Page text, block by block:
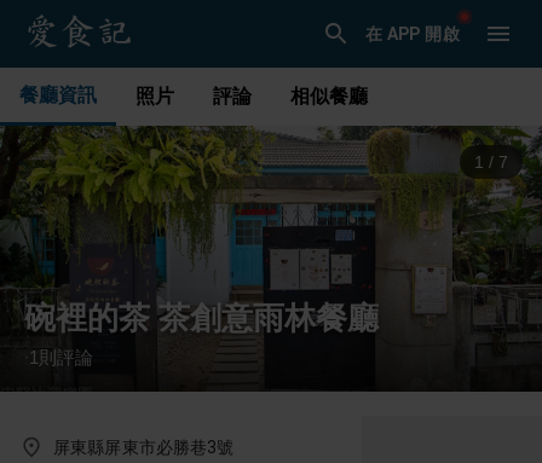
在 APP 開啟
餐廳資訊 照片 評論 相似餐廳
1 / 7
碗裡的茶 茶創意雨林餐廳
1 則評論
屏東縣屏東市必勝巷3號